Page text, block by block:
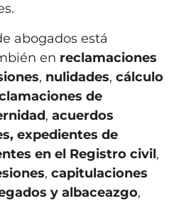
abogados está
en reclamaciones
, nulidades, cálculo
de
, acuerdos
expedientes de
en el Registro civil,
, capitulaciones
y albaceazgo,